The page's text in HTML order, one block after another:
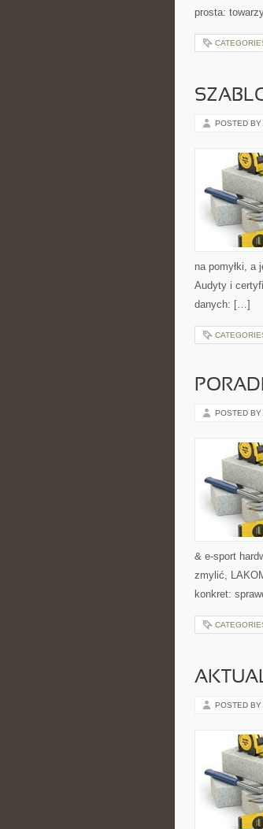
prosta:
POSTED BY
na pomyłki, a
Audyty i
danych: […]
POSTED BY
& e-sport
zmylić,
konkret:
POSTED BY